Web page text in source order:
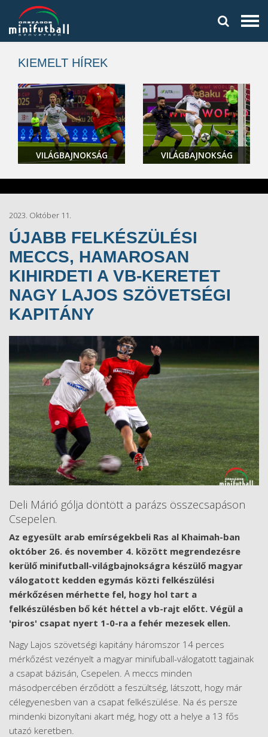
KIEMELT HÍREK
VILÁGBAJNOKSÁG VILÁGBAJNOKSÁG
2023. Október 11.
ÚJABB FELKÉSZÜLÉSI
MECCS, HAMAROSAN
KIHIRDETI A VB-KERETET
NAGY LAJOS SZÖVETSÉGI
KAPITÁNY
Deli Márió gólja döntött a parázs összecsapáson
Csepelen.
Az egyesült arab emírségekbeli Ras al Khaimah-ban
október 26. és november 4. között megrendezésre
kerülő minifutball-világbajnokságra készülő magyar
válogatott kedden egymás közti felkészülési
mérkőzésen mérhette fel, hogy hol tart a
felkészülésben bő két héttel a vb-rajt előtt. Végül a
'piros' csapat nyert 1-0-ra a fehér mezesek ellen.
Nagy Lajos szövetségi kapitány háromszor 14 perces
mérkőzést vezényelt a magyar minifuball-válogatott tagjainak
a csapat bázisán, Csepelen. A meccs minden
másodpercében érződött a feszültség, látszott, hogy már
célegyenesben van a csapat felkészülése. Na és persze
mindenki bizonyítani akart még, hogy ott a helye a 13 fős
utazó keretben.